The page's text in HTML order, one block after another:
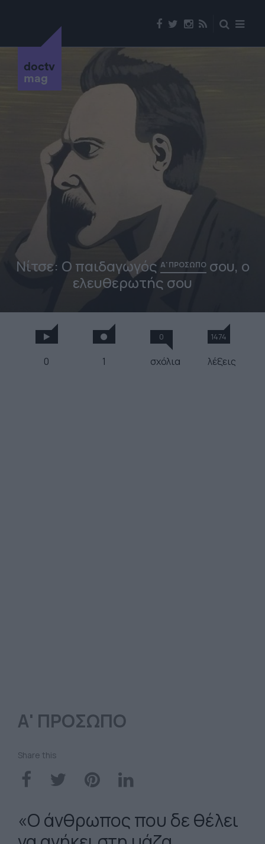
doctv
mag
Νίτσε: Ο παιδαγωγόςΑ' ΠΡΟΣΩΠΟσου, ο
ελευθερωτής σου
0 1
0
σχόλια
1474
λέξεις
Α' ΠΡΟΣΩΠΟ
Share this
«Ο άνθρωπος που δε θέλει